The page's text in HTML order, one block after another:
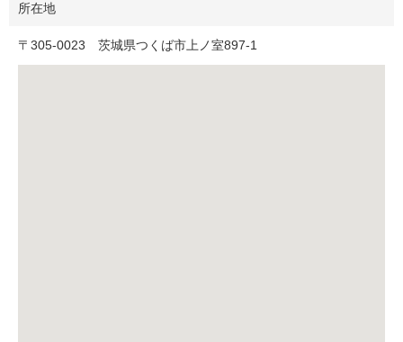
所在地
〒 305-0023 茨城県つくば市上ノ室897-1